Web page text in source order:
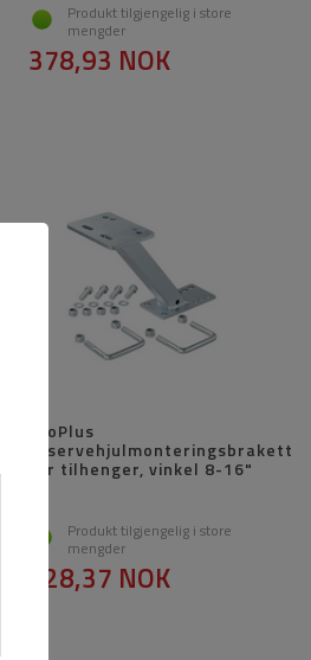
Produkt tilgjengelig i store
mengder
378,93 NOK
ProPlus
reservehjulmonteringsbrakett
for tilhenger, vinkel 8-16"
Produkt tilgjengelig i store
mengder
328,37 NOK